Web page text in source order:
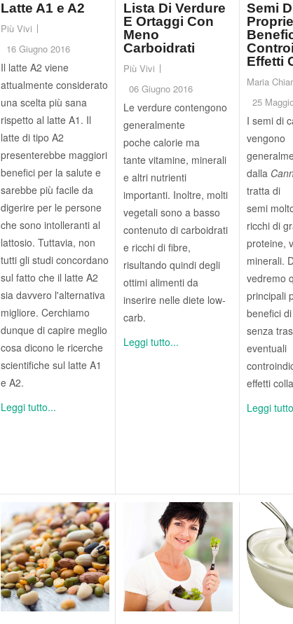
Latte A1 e A2
Più Vivi
16 Giugno 2016
Il latte A2 viene
attualmente considerato
una scelta più sana
rispetto al latte A1. Il
latte di tipo A2
presenterebbe maggiori
benefici per la salute e
sarebbe più facile da
digerire per le persone
che sono intolleranti al
lattosio. Tuttavia, non
tutti gli studi concordano
sul fatto che il latte A2
sia davvero l'alternativa
migliore. Cerchiamo
dunque di capire meglio
cosa dicono le ricerche
scientifiche sul latte A1
e A2.
Leggi tutto...
Lista Di Verdure
E Ortaggi Con
Meno
Carboidrati
Più Vivi
06 Giugno 2016
Le verdure contengono
generalmente
poche calorie ma
tante vitamine, minerali
e altri nutrienti
importanti. Inoltre, molti
vegetali sono a basso
contenuto di carboidrati
e ricchi di fibre,
risultando quindi degli
ottimi alimenti da
inserire nelle diete low-
carb.
Leggi tutto...
Semi
Effetti
Maria
25
I semi di
vengono
dalla
tratta di
semi
ricchi di
proteine,
minerali.
vedremo
principali
benefici
senza
eventuali
effetti
Leggi